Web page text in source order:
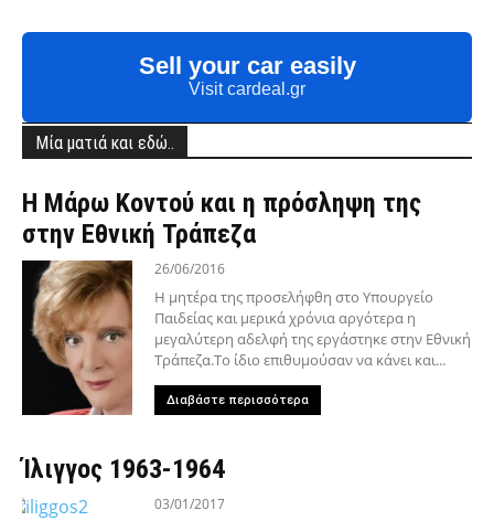
Sell your car easily
Visit cardeal.gr
Μία ματιά και εδώ..
Η Μάρω Κοντού και η πρόσληψη της
στην Εθνική Τράπεζα
26/06/2016
Η μητέρα της προσελήφθη στο Υπουργείο
Παιδείας και μερικά χρόνια αργότερα η
μεγαλύτερη αδελφή της εργάστηκε στην Εθνική
Τράπεζα.Το ίδιο επιθυμούσαν να κάνει και...
Διαβάστε περισσότερα
Ίλιγγος 1963-1964
03/01/2017